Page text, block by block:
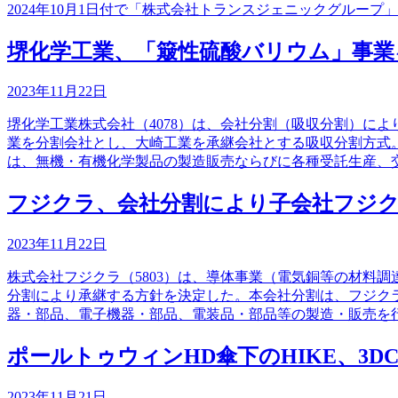
2024年10月1日付で「株式会社トランスジェニックグループ
堺化学工業、「簸性硫酸バリウム」事
2023年11月22日
堺化学工業株式会社（4078）は、会社分割（吸収分割）に
業を分割会社とし、大崎工業を承継会社とする吸収分割方
は、無機・有機化学製品の製造販売ならびに各種受託生産、
フジクラ、会社分割により子会社フジ
2023年11月22日
株式会社フジクラ（5803）は、導体事業（電気銅等の材料
分割により承継する方針を決定した。本会社分割は、フジ
器・部品、電子機器・部品、電装品・部品等の製造・販売を
ポールトゥウィンHD傘下のHIKE、